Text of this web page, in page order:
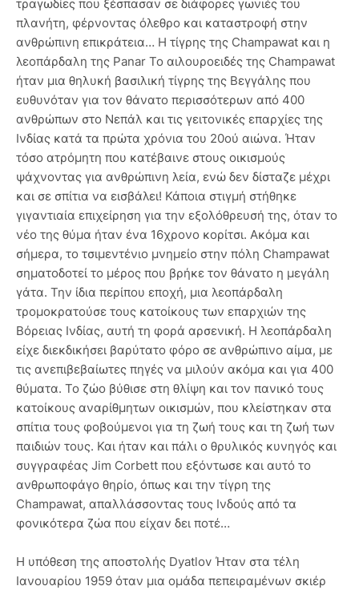
τραγωδίες που ξέσπασαν σε διάφορες γωνιές του
πλανήτη, φέρνοντας όλεθρο και καταστροφή στην
ανθρώπινη επικράτεια… Η τίγρης της Champawat και η
λεοπάρδαλη της Panar Το αιλουροειδές της Champawat
ήταν μια θηλυκή βασιλική τίγρης της Βεγγάλης που
ευθυνόταν για τον θάνατο περισσότερων από 400
ανθρώπων στο Νεπάλ και τις γειτονικές επαρχίες της
Ινδίας κατά τα πρώτα χρόνια του 20ού αιώνα. Ήταν
τόσο ατρόμητη που κατέβαινε στους οικισμούς
ψάχνοντας για ανθρώπινη λεία, ενώ δεν δίσταζε μέχρι
και σε σπίτια να εισβάλει! Κάποια στιγμή στήθηκε
γιγαντιαία επιχείρηση για την εξολόθρευσή της, όταν το
νέο της θύμα ήταν ένα 16χρονο κορίτσι. Ακόμα και
σήμερα, το τσιμεντένιο μνημείο στην πόλη Champawat
σηματοδοτεί το μέρος που βρήκε τον θάνατο η μεγάλη
γάτα. Την ίδια περίπου εποχή, μια λεοπάρδαλη
τρομοκρατούσε τους κατοίκους των επαρχιών της
Βόρειας Ινδίας, αυτή τη φορά αρσενική. Η λεοπάρδαλη
είχε διεκδικήσει βαρύτατο φόρο σε ανθρώπινο αίμα, με
τις ανεπιβεβαίωτες πηγές να μιλούν ακόμα και για 400
θύματα. Το ζώο βύθισε στη θλίψη και τον πανικό τους
κατοίκους αναρίθμητων οικισμών, που κλείστηκαν στα
σπίτια τους φοβούμενοι για τη ζωή τους και τη ζωή των
παιδιών τους. Και ήταν και πάλι ο θρυλικός κυνηγός και
συγγραφέας Jim Corbett που εξόντωσε και αυτό το
ανθρωποφάγο θηρίο, όπως και την τίγρη της
Champawat, απαλλάσσοντας τους Ινδούς από τα
φονικότερα ζώα που είχαν δει ποτέ…
Η υπόθεση της αποστολής Dyatlov Ήταν στα τέλη
Ιανουαρίου 1959 όταν μια ομάδα πεπειραμένων σκιέρ